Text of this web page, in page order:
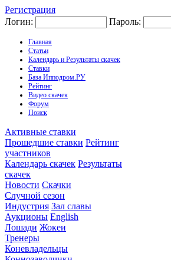
Регистрация
Логин:
Пароль:
Главная
Статьи
Календарь и Результаты скачек
Ставки
База Ипподром.РУ
Рейтинг
Видео скачек
Форум
Поиск
Активные ставки
Прошедшие ставки Рейтинг
участников
Календарь скачек Результаты
скачек
Новости Скачки
Случной сезон
Индустрия Зал славы
Аукционы English
Лошади Жокеи
Тренеры
Коневладельцы